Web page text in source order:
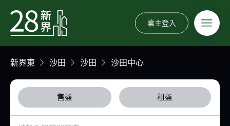
業主登入
新界東 沙田 沙田 沙田中心
售盤 租盤